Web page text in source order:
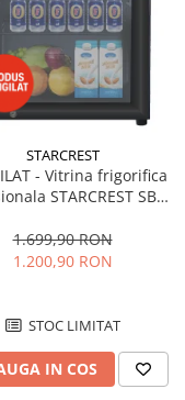
STARCREST
- Vitrina frigorifica
STARCREST SBC-
Iluminare LED, H 104
cm, Negru
1.699,90 RON
1.200,90 RON
STOC LIMITAT
IN COS